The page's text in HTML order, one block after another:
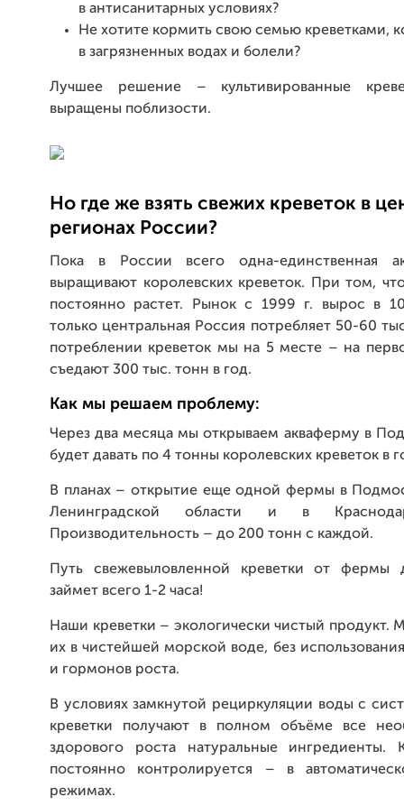
в антисанитарных условиях?
Не хотите кормить свою семью креветками,
в загрязненных водах и болели?
Лучшее решение – культивированные
выращены поблизости.
Но где же взять свежих креветок в
регионах России?
Пока в России всего одна-единственная
выращивают королевских креветок. При том,
постоянно растет. Рынок с 1999 г. вырос в
только центральная Россия потребляет 50-60
потреблении креветок мы на 5 месте – на
съедают 300 тыс. тонн в год.
Как мы решаем проблему:
Через два месяца мы открываем акваферму в
будет давать по 4 тонны королевских креветок в
В планах – открытие еще одной фермы в
Ленинградской области и в
Производительность – до 200 тонн с каждой.
Путь свежевыловленной креветки от фермы
займет всего 1-2 часа!
Наши креветки – экологически чистый продукт.
их в чистейшей морской воде, без
и гормонов роста.
В условиях замкнутой рециркуляции воды с
креветки получают в полном объёме все
здорового роста натуральные ингредиенты.
постоянно контролируется – в
режимах.